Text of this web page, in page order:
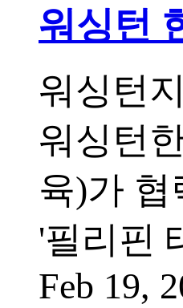
워싱턴
워싱턴
워싱턴
육)가 협
'필리핀
Feb 19,